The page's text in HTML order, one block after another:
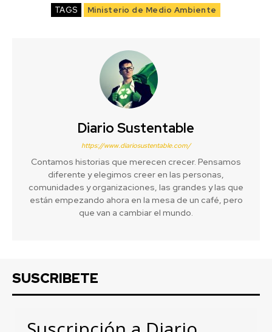
TAGS Ministerio de Medio Ambiente
Diario Sustentable
https://www.diariosustentable.com/
Contamos historias que merecen crecer. Pensamos
diferente y elegimos creer en las personas,
comunidades y organizaciones, las grandes y las que
están empezando ahora en la mesa de un café, pero
que van a cambiar el mundo.
SUSCRIBETE